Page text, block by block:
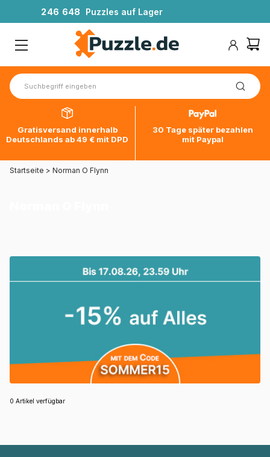
246 648 Puzzles auf Lager
Gratisversand innerhalb
Deutschlands ab 49 € mit DPD
30 Tage später bezahlen
mit Paypal
Startseite > Norman O Flynn
0 Artikel verfügbar